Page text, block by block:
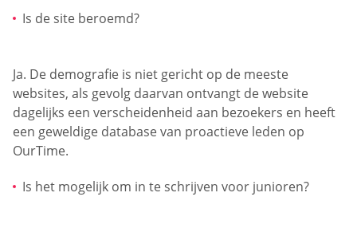
Is de site beroemd?
Ja. De demografie is niet gericht op de meeste
websites, als gevolg daarvan ontvangt de website
dagelijks een verscheidenheid aan bezoekers en heeft
een geweldige database van proactieve leden op
OurTime.
Is het mogelijk om in te schrijven voor junioren?